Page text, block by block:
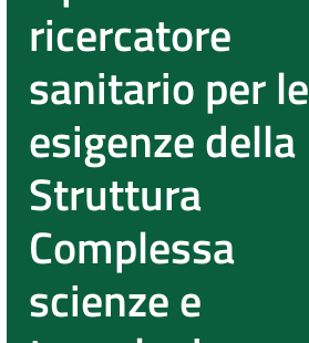
ricercatore
sanitario per le
esigenze della
Struttura
Complessa
scienze e